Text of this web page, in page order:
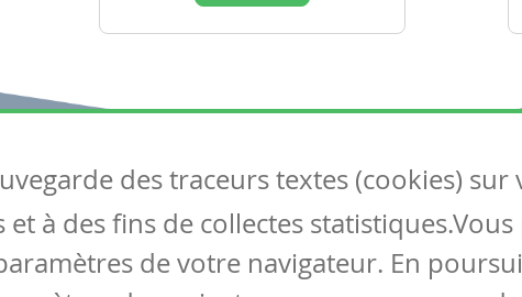
Articles
Tous les articles
Articles DYS
des traceurs textes (cookies)
à des fins de collectes
de votre navigateur. En